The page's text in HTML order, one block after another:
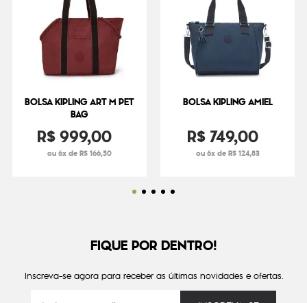
BOLSA KIPLING ART M PET
BAG
R$999,00
ou 6x de R$ 166,50
BOLSA KIPLING AMIEL
R$ 749,00
ou 6x de R$ 124,83
FIQUE POR DENTRO!
Inscreva-se agora para receber as últimas novidades e ofertas.